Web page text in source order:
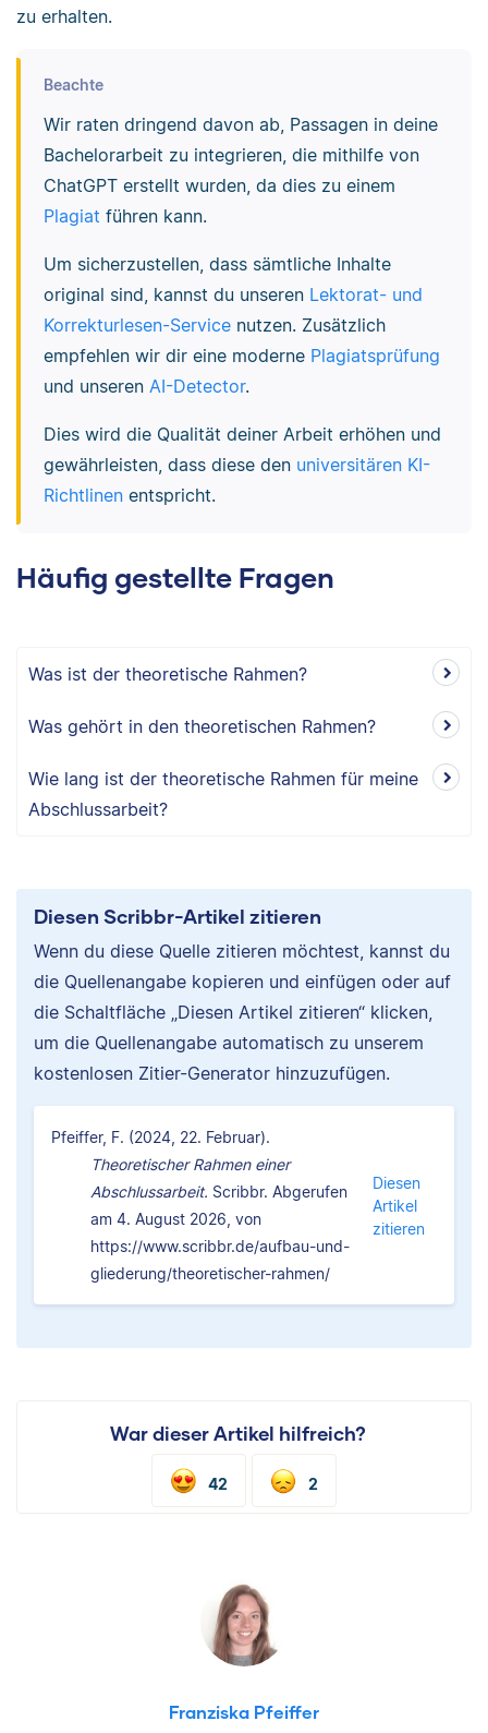
zu erhalten.
Beachte
Wir raten dringend davon ab, Passagen in deine
Bachelorarbeit zu integrieren, die mithilfe von
ChatGPT erstellt wurden, da dies zu einem
Plagiat führen kann.
Um sicherzustellen, dass sämtliche Inhalte
original sind, kannst du unseren Lektorat- und
Korrekturlesen-Servicenutzen. Zusätzlich
empfehlen wir dir eine moderne Plagiatsprüfung
und unseren AI-Detector.
Dies wird die Qualität deiner Arbeit erhöhen und
gewährleisten, dass diese den universitären KI-
Richtlinenentspricht.
Häufig gestellte Fragen
Was ist der theoretische Rahmen?
Was gehört in den theoretischen Rahmen?
Wie lang ist der theoretische Rahmen für meine
Abschlussarbeit?
Diesen Scribbr-Artikel zitieren
Wenn du diese Quelle zitieren möchtest, kannst du
die Quellenangabe kopieren und einfügen oder auf
die Schaltfläche „Diesen Artikel zitieren“ klicken,
um die Quellenangabe automatisch zu unserem
kostenlosen Zitier-Generator hinzuzufügen.
Pfeiffer, F. (2024, 22. Februar).
Theoretischer Rahmen einer
Abschlussarbeit. Scribbr. Abgerufen
am 4. August 2026, von
https://www.scribbr.de/aufbau-und-
gliederung/theoretischer-rahmen/
Diesen
Artikel
zitieren
War dieser Artikel hilfreich?
42 2
Franziska Pfeiffer